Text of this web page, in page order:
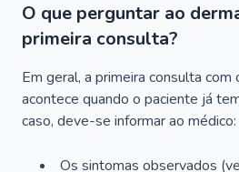
O que perguntar ao
primeira consulta?
Em geral, a primeira consulta
acontece quando o paciente já
caso, deve-se informar ao médico:
Os sintomas observados